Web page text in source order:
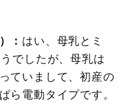
： はい、母乳とミ
でしたが、母乳は
ていまして、初産の
ら電動タイプです。